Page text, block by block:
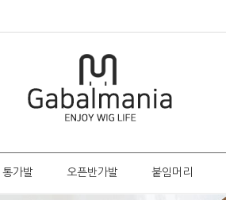
통가발 오픈반가발 붙임머리